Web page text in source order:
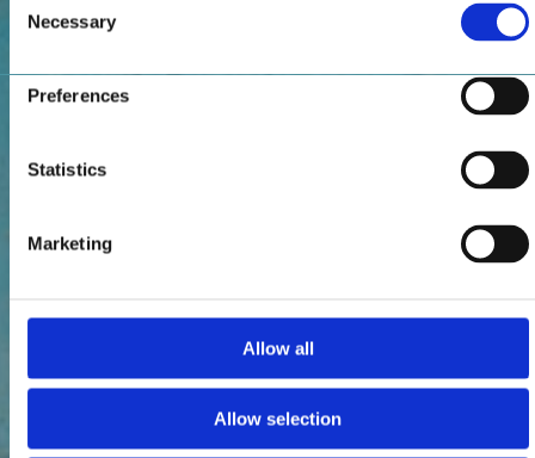
Selection
Necessary
Preferences
Statistics
Marketing
Allow all
Allow selection